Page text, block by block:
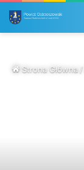
Strona Główna/